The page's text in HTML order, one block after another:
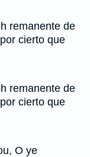
remanente de
cierto que
remanente de
cierto que
O ye